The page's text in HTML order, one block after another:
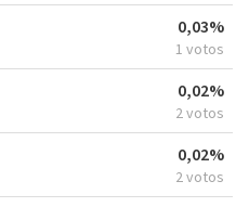
0,03%
1 votos
0,02%
2 votos
0,02%
2 votos